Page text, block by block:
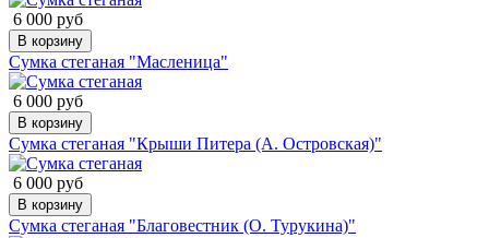
6 000 руб
В корзину
Сумка стеганая "Масленица"
6 000 руб
В корзину
Сумка стеганая "Крыши Питера (А. Островская)"
6 000 руб
В корзину
Сумка стеганая "Благовестник (О. Турукина)"